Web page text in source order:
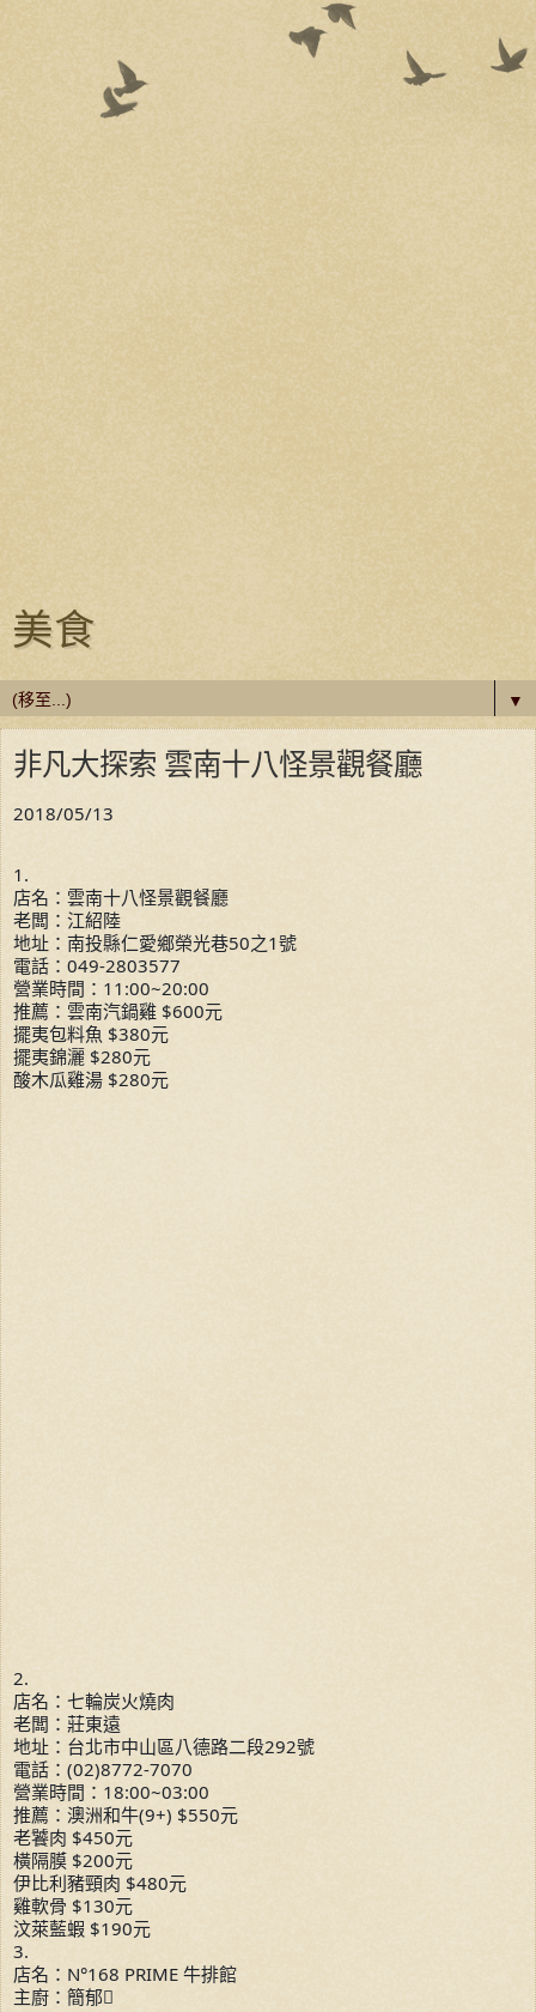
美食
▼
非凡大探索 雲南十八怪景觀餐廳
2018/05/13
1.
店名：雲南十八怪景觀餐廳
老闆：江紹陸
地址：南投縣仁愛鄉榮光巷50之1號
電話：049-2803577
營業時間：11:00~20:00
推薦：雲南汽鍋雞 $600元
擺夷包料魚 $380元
擺夷錦灑 $280元
酸木瓜雞湯 $280元
2.
店名：七輪炭火燒肉
老闆：莊東遠
地址：台北市中山區八德路二段292號
電話：(02)8772-7070
營業時間：18:00~03:00
推薦：澳洲和牛(9+) $550元
老饕肉 $450元
橫隔膜 $200元
伊比利豬頸肉 $480元
雞軟骨 $130元
汶萊藍蝦 $190元
3.
店名：N°168 PRIME 牛排館
主廚：簡郁